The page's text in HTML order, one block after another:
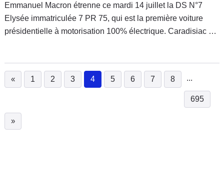
Emmanuel Macron étrenne ce mardi 14 juillet la DS N°7
Elysée immatriculée 7 PR 75, qui est la première voiture
présidentielle à motorisation 100% électrique. Caradisiac est
« 1 2 3 4
(current)
5 6 7 8 ...
695
»